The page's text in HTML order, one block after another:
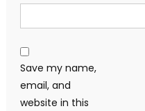
Save my name,
email, and
website in this